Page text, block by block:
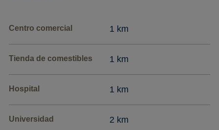
Centro comercial 1 km
Tienda de comestibles 1 km
Hospital 1 km
Universidad 2 km